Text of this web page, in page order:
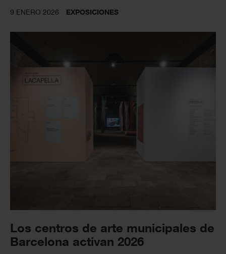
9 ENERO 2026 EXPOSICIONES
Los centros de arte municipales de
Barcelona activan 2026